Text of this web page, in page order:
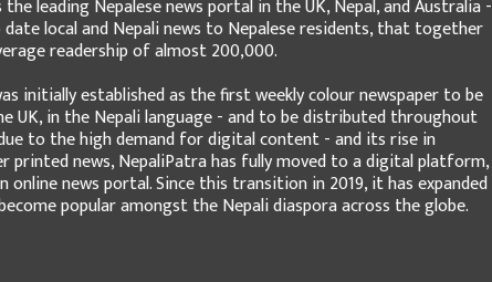
leading Nepalese news portal in the UK, Nepal, and Australia -
local and Nepali news to Nepalese residents, that together
readership of almost 200,000.
initially established as the first weekly colour newspaper to be
UK, in the Nepali language - and to be distributed throughout
to the high demand for digital content - and its rise in
printed news, NepaliPatra has fully moved to a digital platform,
online news portal. Since this transition in 2019, it has expanded
popular amongst the Nepali diaspora across the globe.